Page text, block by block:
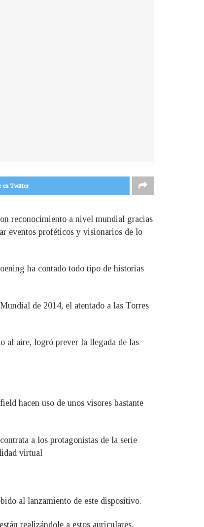
en Twitter
reconocimiento a nivel mundial gracias
eventos proféticos y visionarios de lo
ha contado todo tipo de historias
de 2014, el atentado a las Torres
al aire, logró prever la llegada de las
hacen uso de unos visores bastante
a los protagonistas de la serie
virtual
al lanzamiento de este dispositivo.
realizándole a estos auriculares.